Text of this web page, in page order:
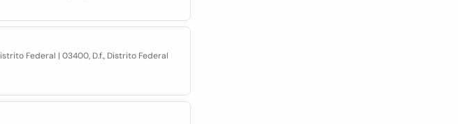
Federal | 03400, D.f., Distrito Federal